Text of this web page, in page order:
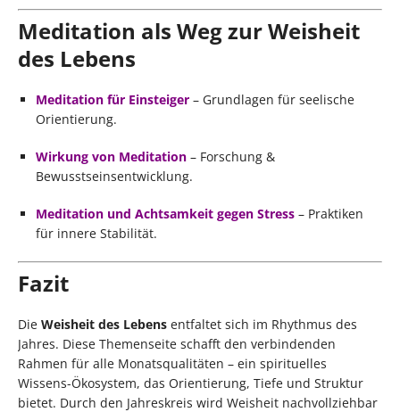
Meditation als Weg zur Weisheit
des Lebens
Meditation für Einsteiger – Grundlagen für seelische
Orientierung.
Wirkung von Meditation – Forschung &
Bewusstseinsentwicklung.
Meditation und Achtsamkeit gegen Stress – Praktiken
für innere Stabilität.
Fazit
Die Weisheit des Lebens entfaltet sich im Rhythmus des
Jahres. Diese Themenseite schafft den verbindenden
Rahmen für alle Monatsqualitäten – ein spirituelles
Wissens-Ökosystem, das Orientierung, Tiefe und Struktur
bietet. Durch den Jahreskreis wird Weisheit nachvollziehbar